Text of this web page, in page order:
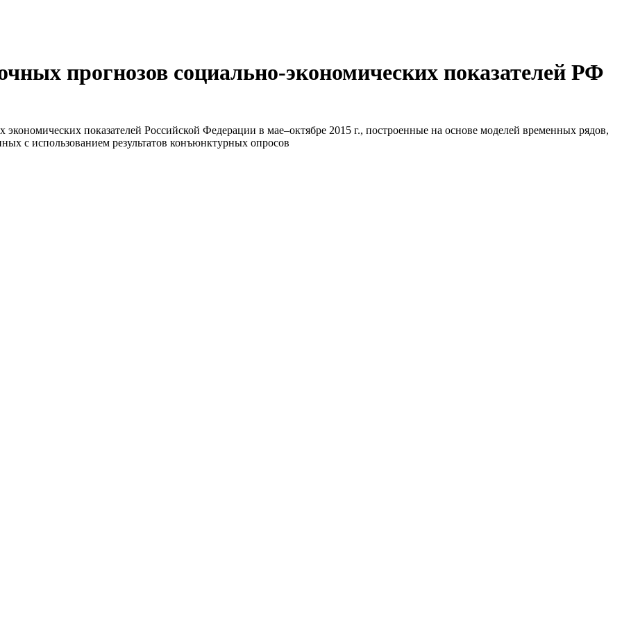
прогнозов социально-экономических показателей РФ
показателей Российской Федерации в мае–октябре 2015 г., построенные на основе моделей временных рядов,
с использованием результатов конъюнктурных опросов